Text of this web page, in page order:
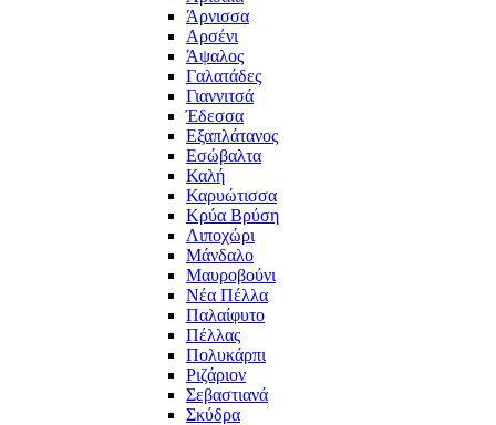
Άρνισσα
Αρσένι
Άψαλος
Γαλατάδες
Γιαννιτσά
Έδεσσα
Εξαπλάτανος
Εσώβαλτα
Καλή
Καρυώτισσα
Κρύα Βρύση
Λιποχώρι
Μάνδαλο
Μαυροβούνι
Νέα Πέλλα
Παλαίφυτο
Πέλλας
Πολυκάρπι
Ριζάριον
Σεβαστιανά
Σκύδρα